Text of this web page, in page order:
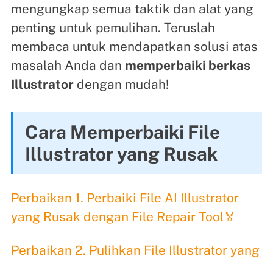
mengungkap semua taktik dan alat yang
penting untuk pemulihan. Teruslah
membaca untuk mendapatkan solusi atas
masalah Anda dan memperbaiki berkas
Illustratordengan mudah!
Cara Memperbaiki File
Illustrator yang Rusak
Perbaikan 1. Perbaiki File AI Illustrator
yang Rusak dengan File Repair Tool🏅
Perbaikan 2. Pulihkan File Illustrator yang